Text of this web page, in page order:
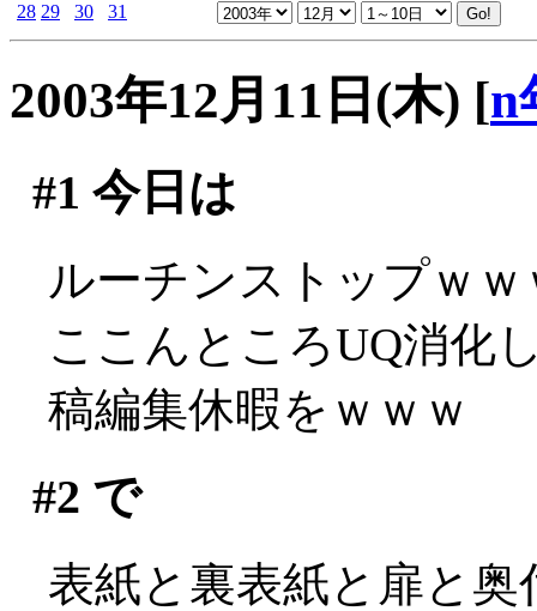
28 29 30 31
2003年12月11日(木) [n
#1 今日は
ルーチンストップｗｗ
ここんところUQ消化
稿編集休暇をｗｗｗ
#2 で
表紙と裏表紙と扉と